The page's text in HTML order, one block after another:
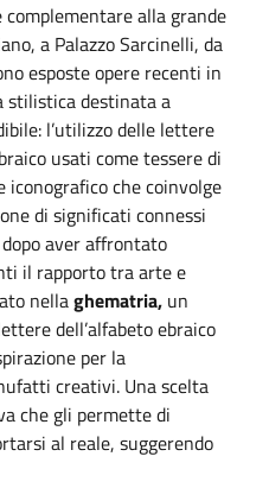
alla grande
a Palazzo Sarcinelli, da
esposte opere recenti in
stilistica destinata a
l’utilizzo delle lettere
usati come tessere di
che coinvolge
di significati connessi
aver affrontato
il rapporto tra arte e
nellaghematria, un
dell’alfabeto ebraico
per la
creativi. Una scelta
che gli permette di
al reale, suggerendo